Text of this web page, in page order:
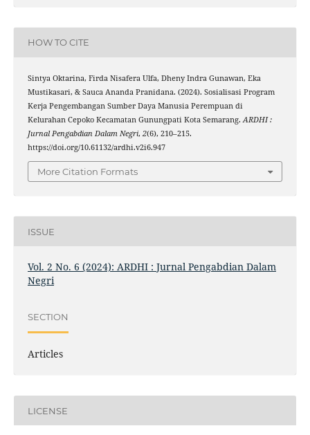
HOW TO CITE
Sintya Oktarina, Firda Nisafera Ulfa, Dheny Indra Gunawan, Eka
Mustikasari, & Sauca Ananda Pranidana. (2024). Sosialisasi Program
Kerja Pengembangan Sumber Daya Manusia Perempuan di
Kelurahan Cepoko Kecamatan Gunungpati Kota Semarang.ARDHI :
Jurnal Pengabdian Dalam Negri, 2(6), 210–215.
https://doi.org/10.61132/ardhi.v2i6.947
More Citation Formats
ISSUE
Vol. 2 No. 6 (2024): ARDHI : Jurnal Pengabdian Dalam
Negri
SECTION
Articles
LICENSE